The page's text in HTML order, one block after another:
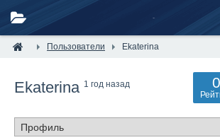
Пользователи Ekaterina
Ekaterina 1 год назад 0